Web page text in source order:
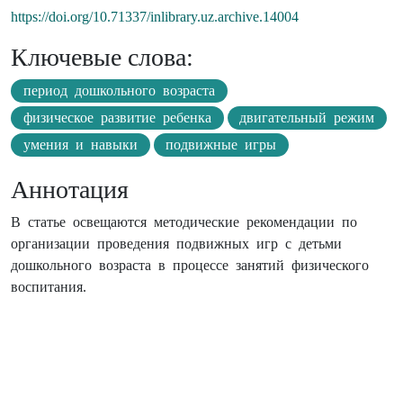
https://doi.org/10.71337/inlibrary.uz.archive.14004
Ключевые слова:
период дошкольного возраста
физическое развитие ребенка
двигательный режим
умения и навыки
подвижные игры
Аннотация
В статье освещаются методические рекомендации по
организации проведения подвижных игр с детьми
дошкольного возраста в процессе занятий физического
воспитания.